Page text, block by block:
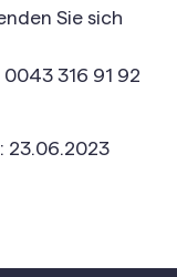
Sie sich
316 91 92
23.06.2023